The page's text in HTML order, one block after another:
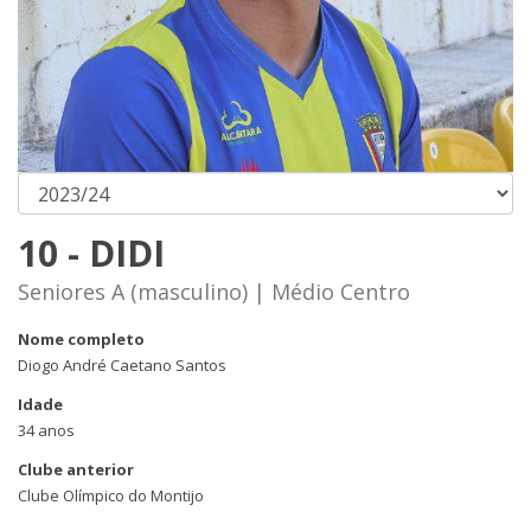
10 - DIDI
Seniores A (masculino) | Médio Centro
Nome completo
Diogo André Caetano Santos
Idade
34 anos
Clube anterior
Clube Olímpico do Montijo